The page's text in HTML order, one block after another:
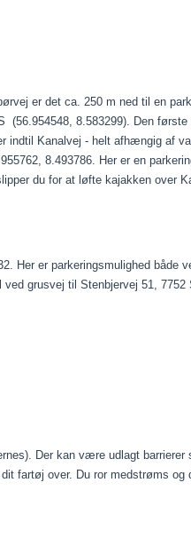
er det ca. 250 m ned til en
(56.954548, 8.583299). Den
Kanalvej - helt afhængig af
8.493786. Her er en
du for at løfte kajakken over
Her er parkeringsmulighed både
grusvej til Stenbjervej 51, 7752
Der kan være udlagt barrierer
fartøj over. Du ror medstrøms